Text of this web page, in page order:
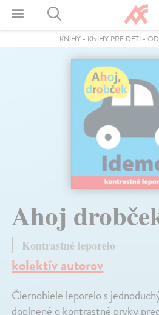
KNIHY - KNIHY PRE DETI -
Ahoj
Kontrastné leporelo
kolektív autorov
Čiernobiele leporelo s
doplnené o kontrastné prvky